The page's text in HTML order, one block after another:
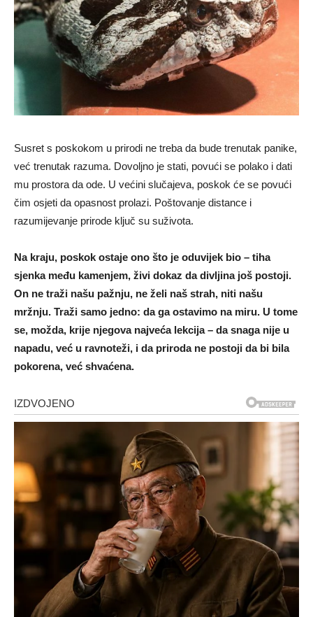
Susret s poskokom u prirodi ne treba da bude trenutak panike,
već trenutak razuma. Dovoljno je stati, povući se polako i dati
mu prostora da ode. U većini slučajeva, poskok će se povući
čim osjeti da opasnost prolazi. Poštovanje distance i
razumijevanje prirode ključ su suživota.
Na kraju, poskok ostaje ono što je oduvijek bio – tiha
sjenka među kamenjem, živi dokaz da divljina još postoji.
On ne traži našu pažnju, ne želi naš strah, niti našu
mržnju. Traži samo jedno: da ga ostavimo na miru. U tome
se, možda, krije njegova najveća lekcija – da snaga nije u
napadu, već u ravnoteži, i da priroda ne postoji da bi bila
pokorena, već shvaćena.